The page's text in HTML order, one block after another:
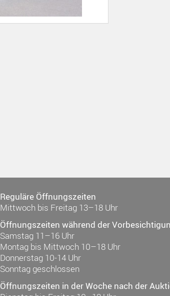
Reguläre Öffnungszeiten
Mittwoch bis Freitag 13–18 Uhr
Öffnungszeiten während der
Samstag 11–16 Uhr
Montag bis Mittwoch 10–18 Uhr
Donnerstag 10-14 Uhr
Sonntag geschlossen
Öffnungszeiten in der Woche nach der